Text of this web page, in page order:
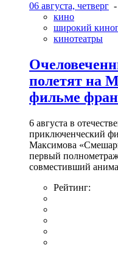
06 августа, четверг -
кино
широкий
кинотеатры
полетят на
фильме
6 августа в
приключенческий
Максимова
первый
совместивший
Рейтинг: